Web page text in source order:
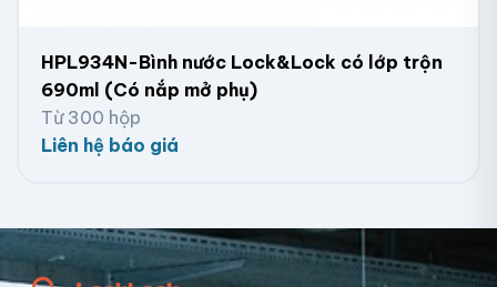
HPL934N-Bình nước Lock&Lock có lớp trộn
690ml (Có nắp mở phụ)
Từ 300 hộp
Liên hệ báo giá